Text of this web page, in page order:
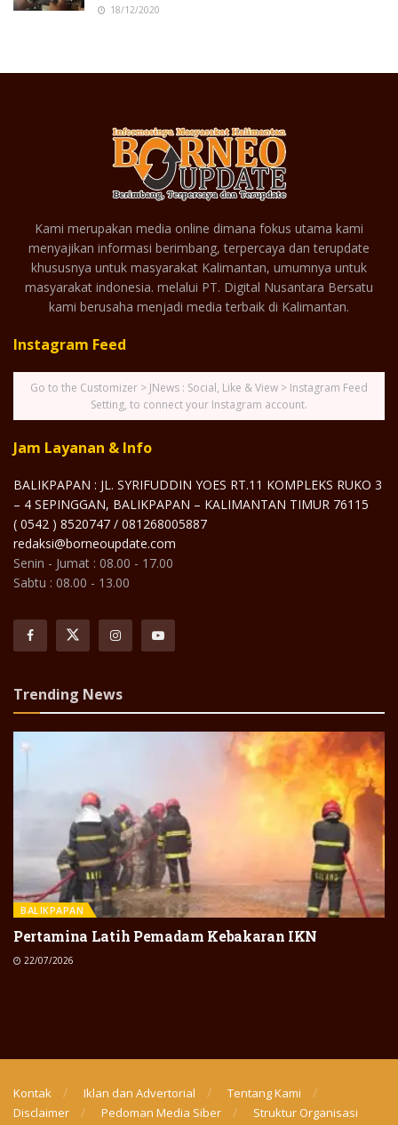
18/12/2020
Kami merupakan media online dimana fokus utama kami
menyajikan informasi berimbang, terpercaya dan terupdate
khususnya untuk masyarakat Kalimantan, umumnya untuk
masyarakat indonesia. melalui PT. Digital Nusantara Bersatu
kami berusaha menjadi media terbaik di Kalimantan.
Instagram Feed
Go to the Customizer > JNews : Social, Like & View > Instagram Feed
Setting, to connect your Instagram account.
Jam Layanan & Info
BALIKPAPAN : JL. SYRIFUDDIN YOES RT.11 KOMPLEKS RUKO 3
– 4 SEPINGGAN, BALIKPAPAN – KALIMANTAN TIMUR 76115
( 0542 ) 8520747 / 081268005887
redaksi@borneoupdate.com
Senin - Jumat : 08.00 - 17.00
Sabtu : 08.00 - 13.00
Trending News
BALIKPAPAN
Pertamina Latih Pemadam Kebakaran IKN
22/07/2026
Kontak Iklan dan Advertorial
Tentang Kami
Disclaimer
Pedoman Media Siber Struktur Organisasi